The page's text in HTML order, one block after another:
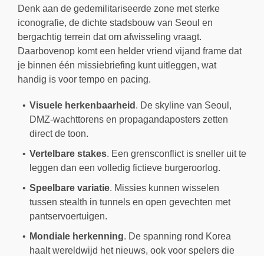
Denk aan de gedemilitariseerde zone met sterke
iconografie, de dichte stadsbouw van Seoul en
bergachtig terrein dat om afwisseling vraagt.
Daarbovenop komt een helder vriend vijand frame dat
je binnen één missiebriefing kunt uitleggen, wat
handig is voor tempo en pacing.
Visuele herkenbaarheid . De skyline van Seoul,
DMZ-wachttorens en propagandaposters zetten
direct de toon.
Vertelbare stakes. Een grensconflict is sneller uit te
leggen dan een volledig fictieve burgeroorlog.
Speelbare variatie. Missies kunnen wisselen
tussen stealth in tunnels en open gevechten met
pantservoertuigen.
Mondiale herkenning. De spanning rond Korea
haalt wereldwijd het nieuws, ook voor spelers die